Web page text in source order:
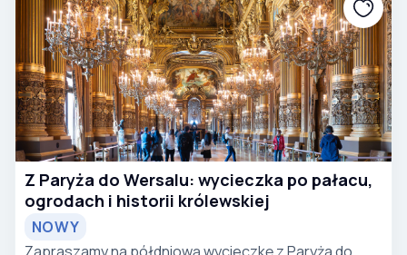
Z Paryża do Wersalu: wycieczka po pałacu,
ogrodach i historii królewskiej
NOWY